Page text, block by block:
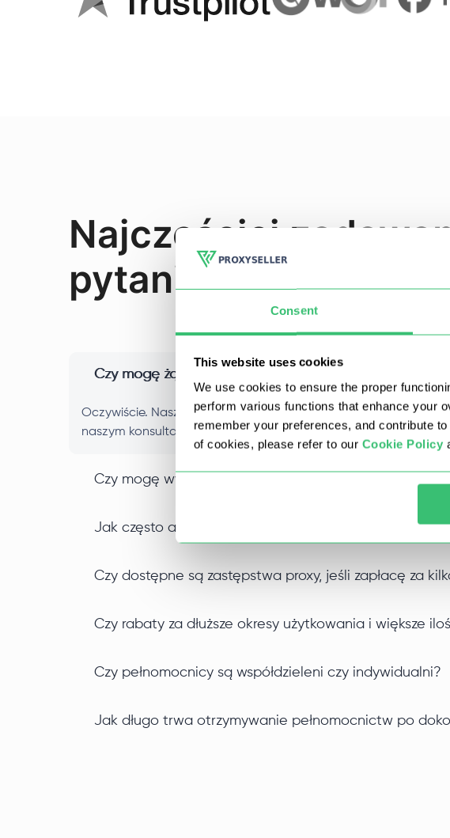
Consent
This website uses cookies
We use cookies to ensure the proper
perform various functions that enhance your
remember your preferences, and contribute
of cookies, please refer to our Cookie Policy
Najczęściej
pytania
Czy mogę żądać serwerów proxy z wielu sieci lub
Oczywiście. Nasze proxy pochodzą z różnych podsieci i
naszym konsultantem, a zapewnimy wymianę.
Czy mogę wybrać pełnomocników na podstawie
Jak często aktualizujesz swoje serwery proxy?
Czy dostępne są zastępstwa proxy, jeśli zapłacę za
Czy rabaty za dłuższe okresy użytkowania i większe
Czy pełnomocnicy są współdzieleni czy indywidualni?
Jak długo trwa otrzymywanie pełnomocnictw po